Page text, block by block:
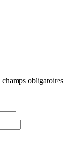
champs obligatoires